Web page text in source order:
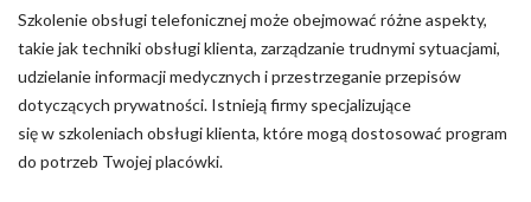
Szkolenie obsługi telefonicznej może obejmować różne aspekty,
takie jak techniki obsługi klienta, zarządzanie trudnymi sytuacjami,
udzielanie informacji medycznych i przestrzeganie przepisów
dotyczących prywatności. Istnieją firmy specjalizujące
się w szkoleniach obsługi klienta, które mogą dostosować program
do potrzeb Twojej placówki.